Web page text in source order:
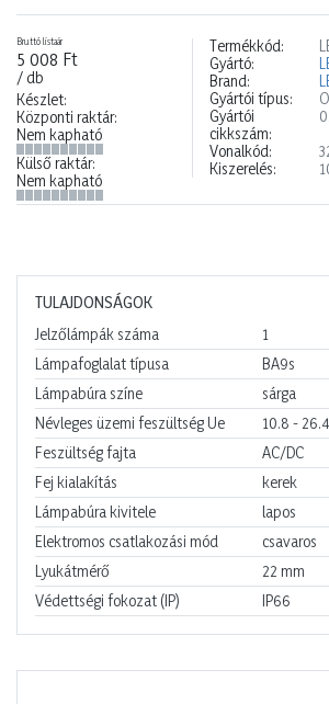
Bruttó listaár
5 008 Ft
/ db
Készlet:
Központi raktár:
Nem kapható
Külső raktár:
Nem kapható
Termékkód:
Gyártó:
Brand:
Gyártói típus:
Gyártói
cikkszám:
Vonalkód:
Kiszerelés:
TULAJDONSÁGOK
Jelzőlámpák száma
1
Lámpafoglalat típusa
BA9s
Lámpabúra színe
sárga
Névleges üzemi feszültség Ue
10.8 - 26.4
Feszültség fajta
AC/DC
Fej kialakítás
kerek
Lámpabúra kivitele
lapos
Elektromos csatlakozási mód
csavaros
Lyukátmérő
22 mm
Védettségi fokozat (IP)
IP66